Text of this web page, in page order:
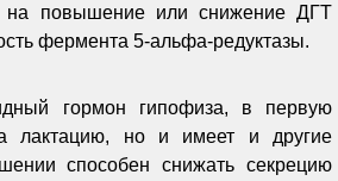
на повышение или снижение ДГТ
фермента 5-альфа-редуктазы.
гормон гипофиза, в первую
лактацию, но и имеет и другие
способен снижать секрецию